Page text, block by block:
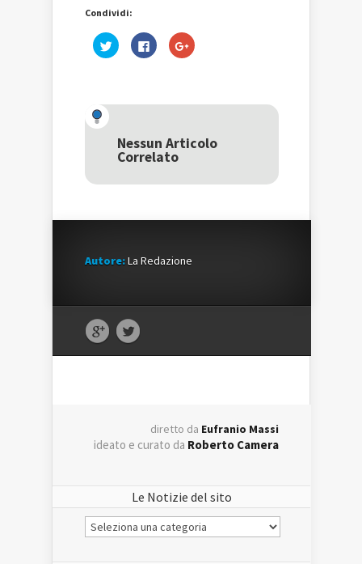
Condividi:
Fai
clic
una
nuova
finestra)
Fai
clic
nuova
finestra)
Fai
clic
una
nuova
Nessun Articolo
Correlato
Autore:La Redazione
diretto da Eufranio Massi
ideato e curato da Roberto Camera
Le Notizie del sito
Le
Notizie